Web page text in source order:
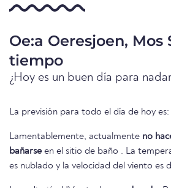
Oe:a Oeresjoen, Mos
tiempo
¿Hoy es un buen día para
La previsión para todo el día de hoy es:
Lamentablemente, actualmente no
bañarse en el sitio de baño . La
es nublado y la velocidad del viento es